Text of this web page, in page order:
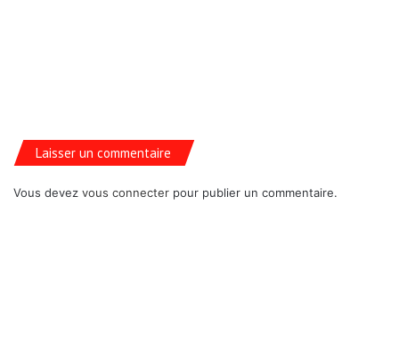
Laisser un commentaire
Vous devez vous connecter pour publier un commentaire.